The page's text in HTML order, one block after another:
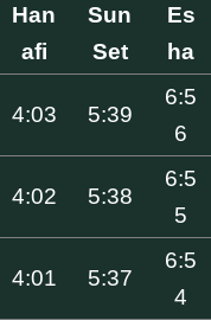
Han
afi
Sun
Set
Es
ha
4:03 5:39
6:5
6
4:02 5:38
6:5
5
4:01 5:37
6:5
4